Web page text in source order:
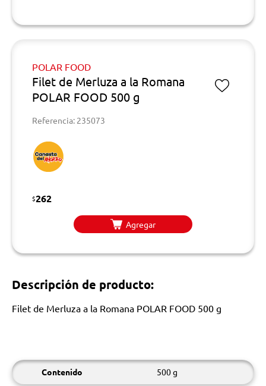
POLAR FOOD
Filet de Merluza a la Romana
POLAR FOOD 500 g
Referencia: 235073
$262
Agregar
Descripción de producto:
Filet de Merluza a la Romana POLAR FOOD 500 g
Contenido 500 g